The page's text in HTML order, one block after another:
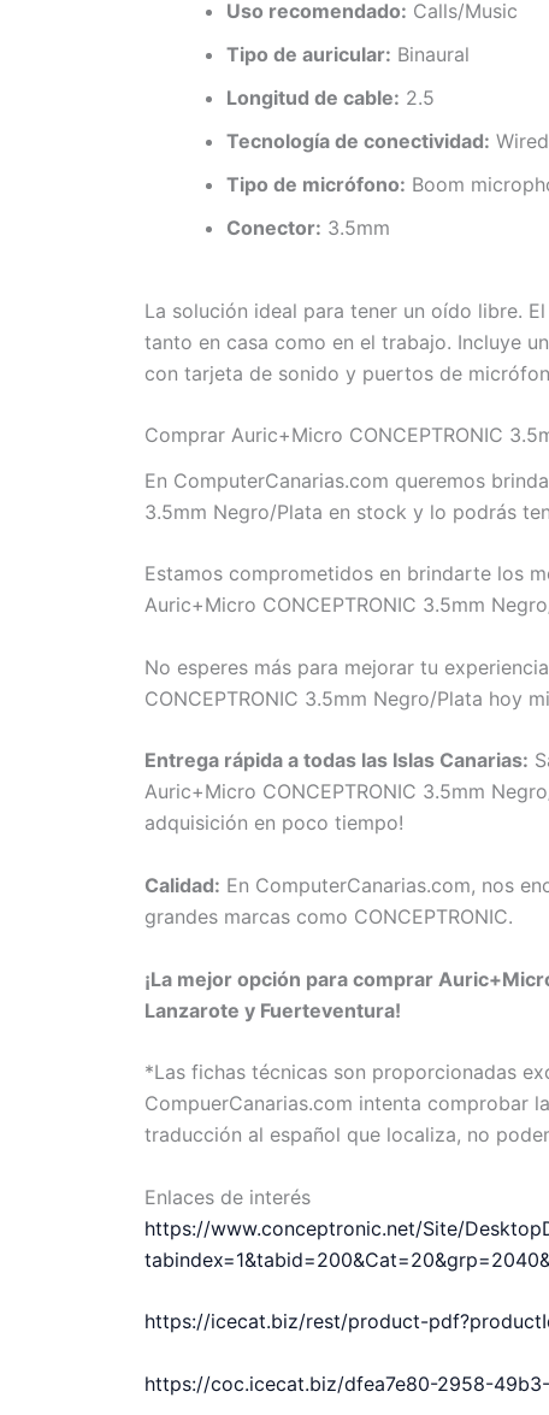
Uso recomendado: Calls/Music
Tipo de auricular: Binaural
Longitud de cable: 2.5
Tecnología de conectividad: Wired
Tipo de micrófono: Boom
Conector: 3.5mm
La solución ideal para tener un oído libre.
tanto en casa como en el trabajo. Incluye
con tarjeta de sonido y puertos de
Comprar Auric+Micro CONCEPTRONIC
En ComputerCanarias.com queremos
3.5mm Negro/Plata en stock y lo podrás
Estamos comprometidos en brindarte los
Auric+Micro CONCEPTRONIC 3.5mm
No esperes más para mejorar tu
CONCEPTRONIC 3.5mm Negro/Plata hoy
Entrega rápida a todas las Islas Canarias:
Auric+Micro CONCEPTRONIC 3.5mm
adquisición en poco tiempo!
Calidad: En ComputerCanarias.com, nos
grandes marcas como CONCEPTRONIC.
¡La mejor opción para comprar
Lanzarote y Fuerteventura!
*Las fichas técnicas son proporcionadas
CompuerCanarias.com intenta comprobar
traducción al español que localiza, no
Enlaces de interés
https://www.conceptronic.net/Site/
https://icecat.biz/rest/product-
https://coc.icecat.biz/dfea7e80-2958-